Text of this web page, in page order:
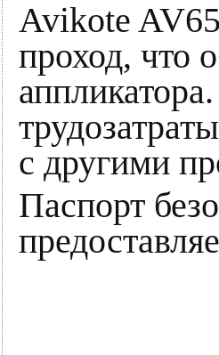
Avikote
проход, что
с другими
Паспорт